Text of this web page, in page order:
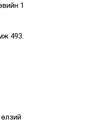
1
493.